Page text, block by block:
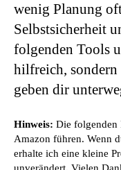
wenig Planung
Selbstsicherheit
folgenden Tools
hilfreich, sondern
geben dir
Hinweis: Die
Amazon führen. Wenn
erhalte ich eine kleine